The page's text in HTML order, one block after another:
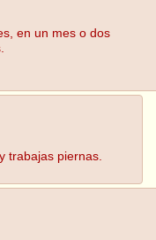
en un mes o dos
trabajas piernas.